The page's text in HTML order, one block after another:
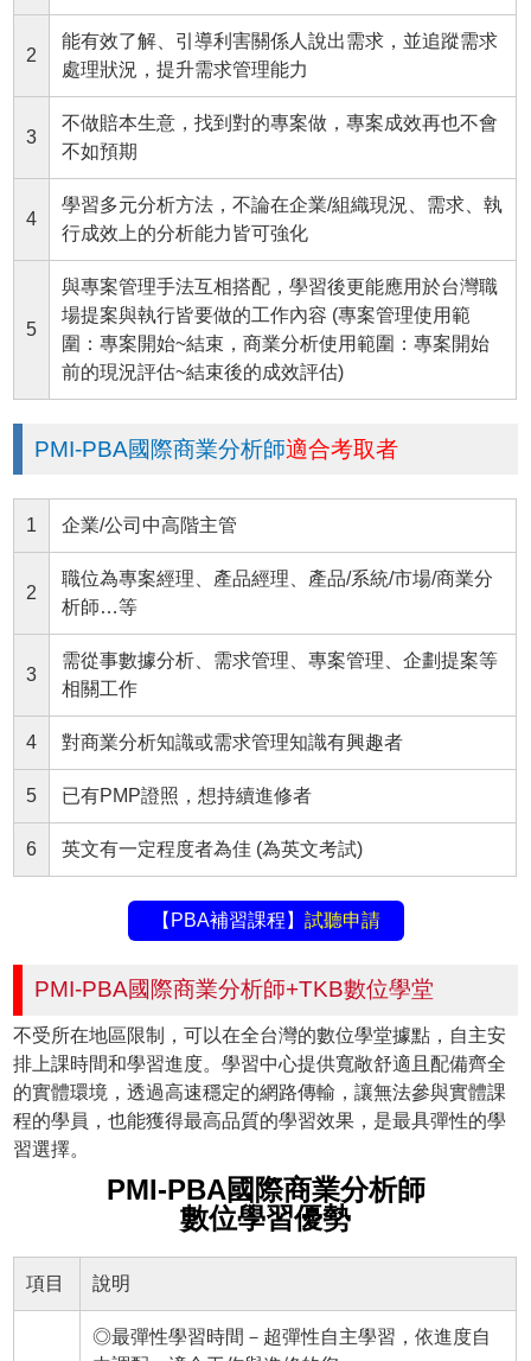
2
能有效了解、引導利害關係人說出需求，並追蹤需求
處理狀況，提升需求管理能力
3
不做賠本生意，找到對的專案做，專案成效再也不會
不如預期
4
學習多元分析方法，不論在企業/組織現況、需求、執
行成效上的分析能力皆可強化
5
與專案管理手法互相搭配，學習後更能應用於台灣職
場提案與執行皆要做的工作內容 (專案管理使用範
圍：專案開始~結束，商業分析使用範圍：專案開始
前的現況評估~結束後的成效評估)
PMI-PBA國際商業分析師適合考取者
1 企業/公司中高階主管
2
職位為專案經理、產品經理、產品/系統/市場/商業分
析師…等
3
需從事數據分析、需求管理、專案管理、企劃提案等
相關工作
4 對商業分析知識或需求管理知識有興趣者
5 已有PMP證照，想持續進修者
6 英文有一定程度者為佳 (為英文考試)
【PBA補習課程】 試聽申請
PMI-PBA國際商業分析師+TKB數位學堂
不受所在地區限制，可以在全台灣的數位學堂據點，自主安
排上課時間和學習進度。學習中心提供寬敞舒適且配備齊全
的實體環境，透過高速穩定的網路傳輸，讓無法參與實體課
程的學員，也能獲得最高品質的學習效果，是最具彈性的學
習選擇。
PMI-PBA國際商業分析師
數位學習優勢
項目 說明
◎最彈性學習時間－超彈性自主學習，依進度自